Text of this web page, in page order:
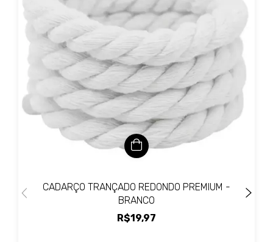
CADARÇO TRANÇADO REDONDO PREMIUM -
BRANCO
R$19,97